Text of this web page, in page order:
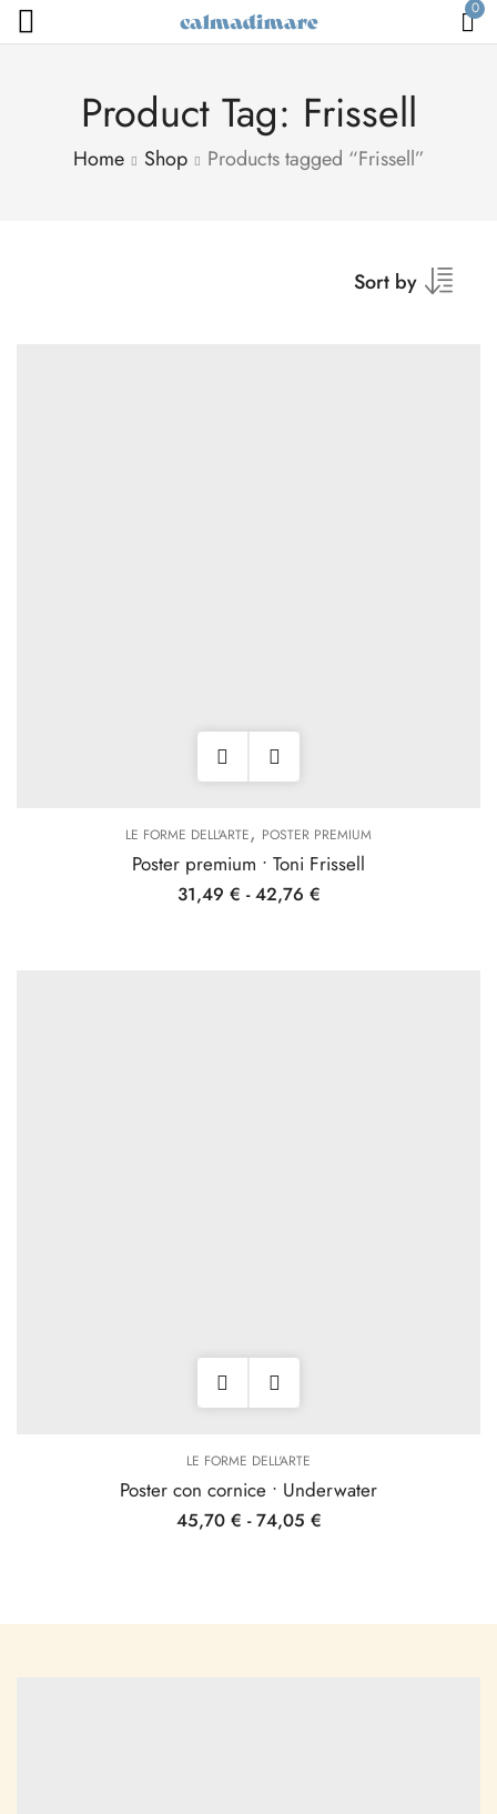
0
Product Tag: Frissell
Home Shop Products tagged “Frissell”
Sort by
LE FORME DELL'ARTE, POSTER PREMIUM
Poster premium • Toni Frissell
31,49 € - 42,76 €
LE FORME DELL'ARTE
Poster con cornice • Underwater
45,70 € - 74,05 €